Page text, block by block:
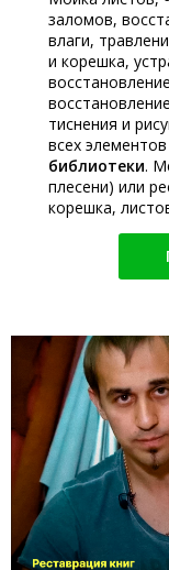
заломов,
влаги,
и корешка,
тиснения и
всех
библиотеки.
плесени) или
корешка,